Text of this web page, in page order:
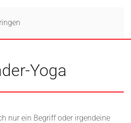
Yoga
nur ein Begriff oder irgendeine